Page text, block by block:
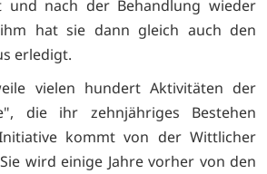
nach der Behandlung wieder
hat sie dann gleich auch den
erledigt.
vielen hundert Aktivitäten der
die ihr zehnjähriges Bestehen
kommt von der Wittlicher
wird einige Jahre vorher von den